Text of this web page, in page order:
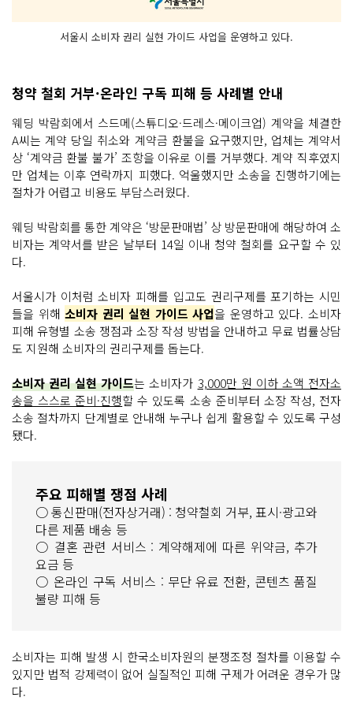
서울시 소비자 권리 실현 가이드 사업을 운영하고 있다.
청약 철회 거부·온라인 구독 피해 등 사례별 안내
웨딩 박람회에서 스드메(스튜디오·드레스·메이크업) 계약을 체결한
A씨는 계약 당일 취소와 계약금 환불을 요구했지만, 업체는 계약서
상 ‘계약금 환불 불가’ 조항을 이유로 이를 거부했다. 계약 직후였지
만 업체는 이후 연락까지 피했다. 억울했지만 소송을 진행하기에는
절차가 어렵고 비용도 부담스러웠다.
웨딩 박람회를 통한 계약은 ‘방문판매법’ 상 방문판매에 해당하여 소
비자는 계약서를 받은 날부터 14일 이내 청약 철회를 요구할 수 있
다.
서울시가 이처럼 소비자 피해를 입고도 권리구제를 포기하는 시민
들을 위해소비자 권리 실현 가이드 사업을 운영하고 있다. 소비자
피해 유형별 소송 쟁점과 소장 작성 방법을 안내하고 무료 법률상담
도 지원해 소비자의 권리구제를 돕는다.
소비자 권리 실현 가이드는 소비자가 3,000만 원 이하 소액 전자소
송을 스스로 준비·진행할 수 있도록 소송 준비부터 소장 작성, 전자
소송 절차까지 단계별로 안내해 누구나 쉽게 활용할 수 있도록 구성
됐다.
주요 피해별 쟁점 사례
○ 통신판매(전자상거래) : 청약철회 거부, 표시·광고와
다른 제품 배송 등
○ 결혼 관련 서비스 : 계약해제에 따른 위약금, 추가
요금 등
○ 온라인 구독 서비스 : 무단 유료 전환, 콘텐츠 품질
불량 피해 등
소비자는 피해 발생 시 한국소비자원의 분쟁조정 절차를 이용할 수
있지만 법적 강제력이 없어 실질적인 피해 구제가 어려운 경우가 많
다.